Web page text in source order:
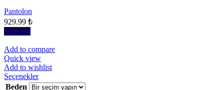
Pantolon
929.99 ₺
Sold out
Add to compare
Quick view
Add to wishlist
SeçeneklerBu
ürünün
Beden